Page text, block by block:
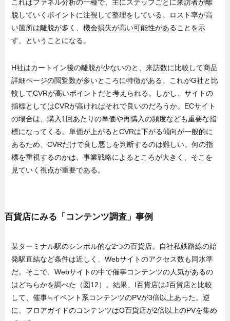
これはファネル分析の一種で、主にステップごとに来訪者が離
脱していくポイントに注視して整理をしている。ロスト率が高
い箇所は離脱が多く、機会損失が高い可能性があることを示
す、ということになる。
H社はカートイン後の離脱が少ないのと、来訪数に比較して商品
詳細ページの閲覧数が多いところに特徴がある。これがG社と比
較してCVRが高いポイントだと考えられる。しかし、サイトの
指標としてはCVRが高ければそれで良いのだろうか。ECサイト
の場合は、購入1回あたりの単価や再購入の頻度なども重要な指
標になってくる。単価が上がるとCVRは下がる傾向が一般的に
あるため、CVRだけで良し悪しを判断するのは難しい。何の指
標を重視するのかは、事業戦略によるところが大きく、そこを
見ていく視点が重要である。
百貨店にみる「コンテンツ調査」事例
某ターミナル駅のシンボル的な2つの百貨店。自社私鉄路線の始
発駅直結など条件は近しく、Webサイトのアクセス数も同水準
だ。そこで、Webサイトの中で催事コンテンツの人気があるの
はどちらかを調べた（図12）。結果、I百貨店はJ百貨店と比較
して、催事≒イベント系コンテンツのPVが3倍以上あった。逆
に、フロアガイドのコンテンツはO百貨店が2倍以上のPVを集め